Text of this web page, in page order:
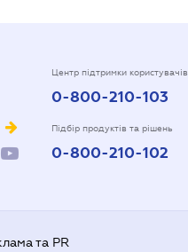
Центр підтримки користувачів
0-800-210-103
Підбір продуктів та рішень
0-800-210-102
та PR